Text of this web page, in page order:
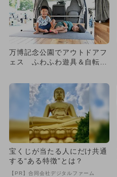
万博記念公園でアウトドアフ
ェス ふわふわ遊具＆自転車
宝くじが当たる人にだけ共通
する“ある特徴”とは？
【PR】合同会社デジタルファーム